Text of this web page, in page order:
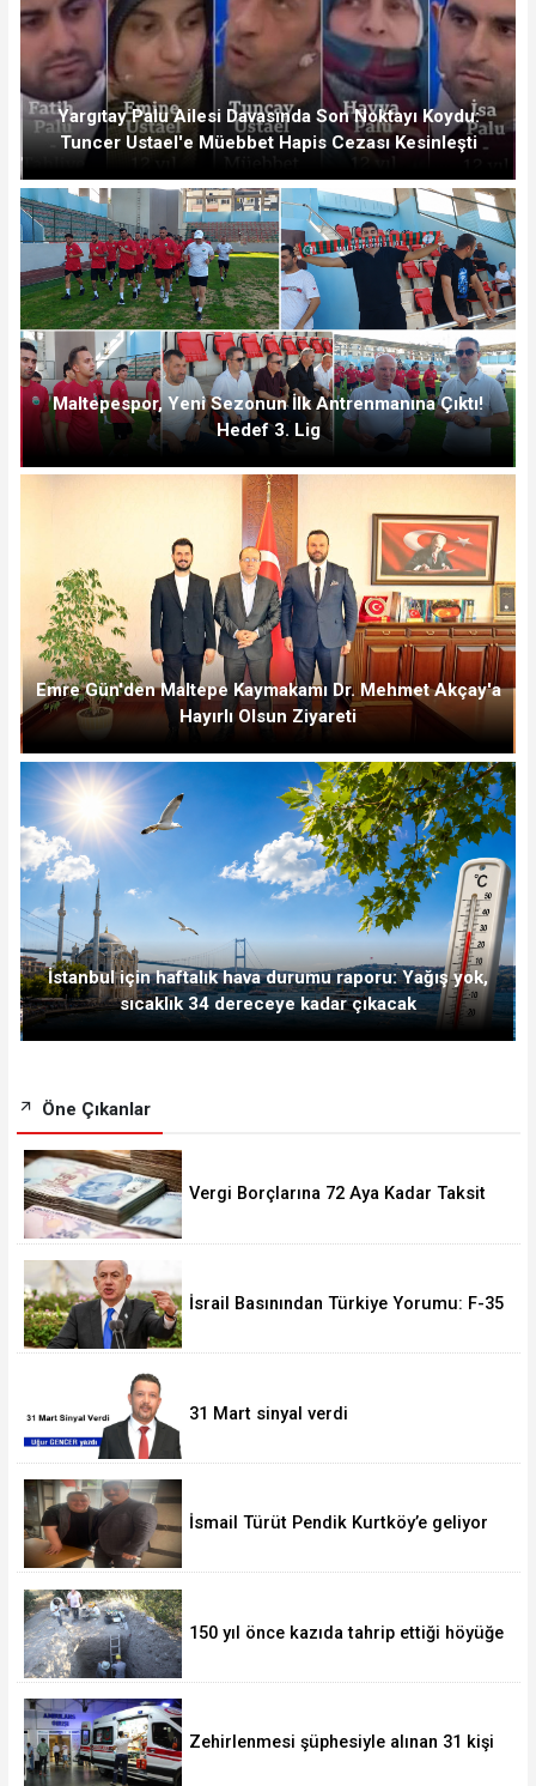
Yargıtay Palu Ailesi Davasında Son Noktayı Koydu:
Tuncer Ustael'e Müebbet Hapis Cezası Kesinleşti
Maltepespor, Yeni Sezonun İlk Antrenmanına Çıktı!
Hedef 3. Lig
Emre Gün'den Maltepe Kaymakamı Dr. Mehmet Akçay'a
Hayırlı Olsun Ziyareti
İstanbul için haftalık hava durumu raporu: Yağış yok,
sıcaklık 34 dereceye kadar çıkacak
Öne Çıkanlar
Vergi Borçlarına 72 Aya Kadar Taksit
İsrail Basınından Türkiye Yorumu: F-35
31 Mart sinyal verdi
İsmail Türüt Pendik Kurtköy’e geliyor
150 yıl önce kazıda tahrip ettiği höyüğe
Zehirlenmesi şüphesiyle alınan 31 kişi